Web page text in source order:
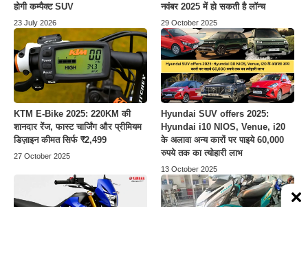
होगी कम्पैक्ट SUV
23 July 2026
नवंबर 2025 में हो सकती है लॉन्च
29 October 2025
KTM E-Bike 2025: 220KM की
शानदार रेंज, फास्ट चार्जिंग और प्रीमियम
डिज़ाइन कीमत सिर्फ ₹2,499
27 October 2025
Hyundai SUV offers 2025:
Hyundai i10 NIOS, Venue, i20
के अलावा अन्य कारों पर पाइये 60,000
रुपये तक का त्योहारी लाभ
13 October 2025